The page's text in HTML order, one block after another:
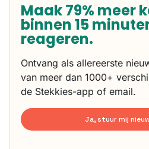
Maak 79% meer
binnen 15
reageren.
Ontvang als allereerste
van meer dan 1000+
de Stekkies-app of email.
Ja, stuur mij